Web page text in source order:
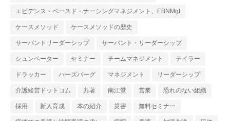
エビデンス・ベースド・ナーシングマネジメント、EBNMgt
ケースメソッド ケースメソッドの歴史
サーバントリーダーシップ サーバント・リーダーシップ
シュンペーター セミナー チームマネジメント テイラー
ドラッカー ハーズバーグ マネジメント リーダーシップ
介護経営ドットコム 共著 南江堂 営業 恐れのない組織
採用 新人育成 本の紹介 災害 無料セミナー